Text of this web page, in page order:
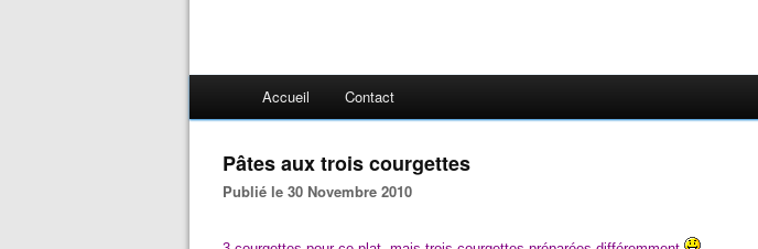
Accueil Contact
Pâtes aux trois courgettes
Publié le 30 Novembre 2010